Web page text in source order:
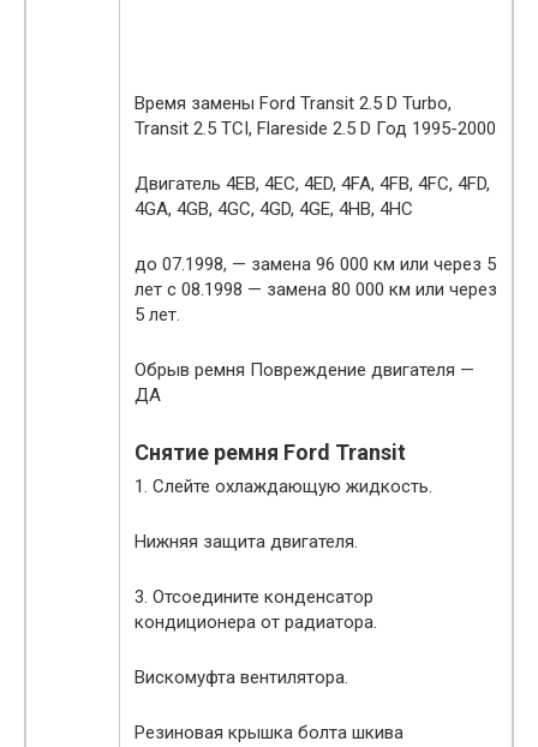
Время замены Ford Transit 2.5 D Turbo,
Transit 2.5 TCI, Flareside 2.5 D Год 1995-2000
Двигатель 4EB, 4EC, 4ED, 4FA, 4FB, 4FC, 4FD,
4GA, 4GB, 4GC, 4GD, 4GE, 4HB, 4HC
до 07.1998, — замена 96 000 км или через 5
лет с 08.1998 — замена 80 000 км или через
5 лет.
Обрыв ремня Повреждение двигателя —
ДА
Снятие ремня Ford Transit
1. Слейте охлаждающую жидкость.
Нижняя защита двигателя.
3. Отсоедините конденсатор
кондиционера от радиатора.
Вискомуфта вентилятора.
Резиновая крышка болта шкива